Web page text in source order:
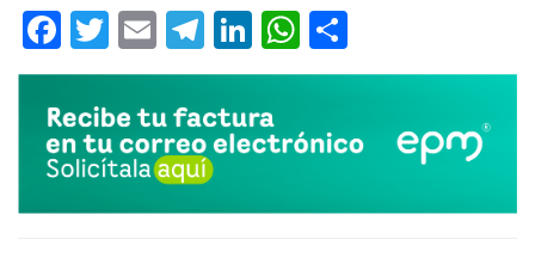
Facebook
Twitter
EmailTelegram
LinkedIn
WhatsApp